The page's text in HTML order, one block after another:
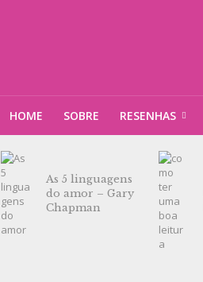
HOME SOBRE RESENHAS
As 5 linguagens
do amor – Gary
Chapman